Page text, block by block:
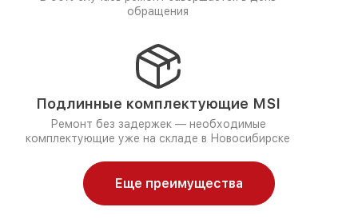
обращения
Подлинные комплектующие MSI
Ремонт без задержек — необходимые
комплектующие уже на складе в Новосибирске
Еще преимущества